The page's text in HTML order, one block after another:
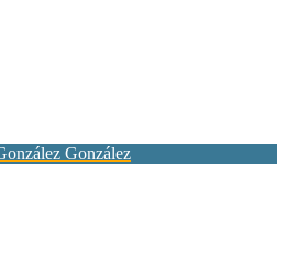
González